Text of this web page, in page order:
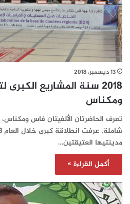
13 ديسمبر، 2018
2018 سنة المشاريع
ومكناس
تعرف الحاضرتان الألفيتان فاس
مدينتيها العتيقتين…
أكمل القراءة »